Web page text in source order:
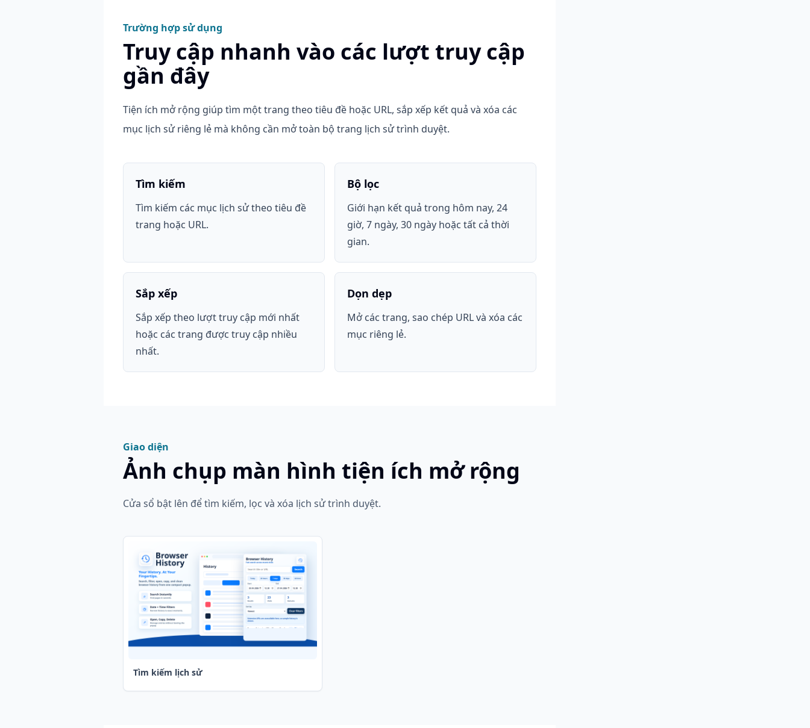
Trường hợp sử dụng
Truy cập nhanh vào các lượt truy cập
gần đây
Tiện ích mở rộng giúp tìm một trang theo tiêu đề hoặc URL, sắp xếp kết quả và xóa các
mục lịch sử riêng lẻ mà không cần mở toàn bộ trang lịch sử trình duyệt.
Tìm kiếm
Tìm kiếm các mục lịch sử theo tiêu đề
trang hoặc URL.
Bộ lọc
Giới hạn kết quả trong hôm nay, 24
giờ, 7 ngày, 30 ngày hoặc tất cả thời
gian.
Sắp xếp
Sắp xếp theo lượt truy cập mới nhất
hoặc các trang được truy cập nhiều
nhất.
Dọn dẹp
Mở các trang, sao chép URL và xóa các
mục riêng lẻ.
Giao diện
Ảnh chụp màn hình tiện ích mở rộng
Cửa sổ bật lên để tìm kiếm, lọc và xóa lịch sử trình duyệt.
Tìm kiếm lịch sử